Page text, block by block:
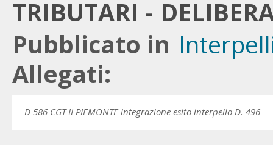
TRIBUTARI -
Pubblicato in
Allegati:
D 586 CGT II PIEMONTE integrazione esito interpello D. 496